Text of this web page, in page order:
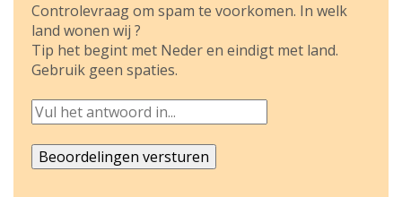
Controlevraag om spam te voorkomen. In welk
land wonen wij ?
Tip het begint met Neder en eindigt met land.
Gebruik geen spaties.